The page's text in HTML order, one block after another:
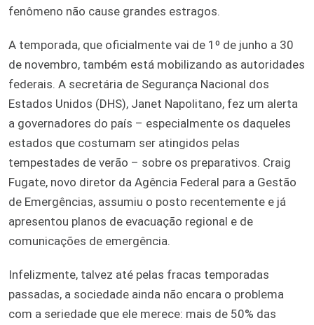
fenômeno não cause grandes estragos.
A temporada, que oficialmente vai de 1º de junho a 30
de novembro, também está mobilizando as autoridades
federais. A secretária de Segurança Nacional dos
Estados Unidos (DHS), Janet Napolitano, fez um alerta
a governadores do país – especialmente os daqueles
estados que costumam ser atingidos pelas
tempestades de verão – sobre os preparativos. Craig
Fugate, novo diretor da Agência Federal para a Gestão
de Emergências, assumiu o posto recentemente e já
apresentou planos de evacuação regional e de
comunicações de emergência.
Infelizmente, talvez até pelas fracas temporadas
passadas, a sociedade ainda não encara o problema
com a seriedade que ele merece: mais de 50% das